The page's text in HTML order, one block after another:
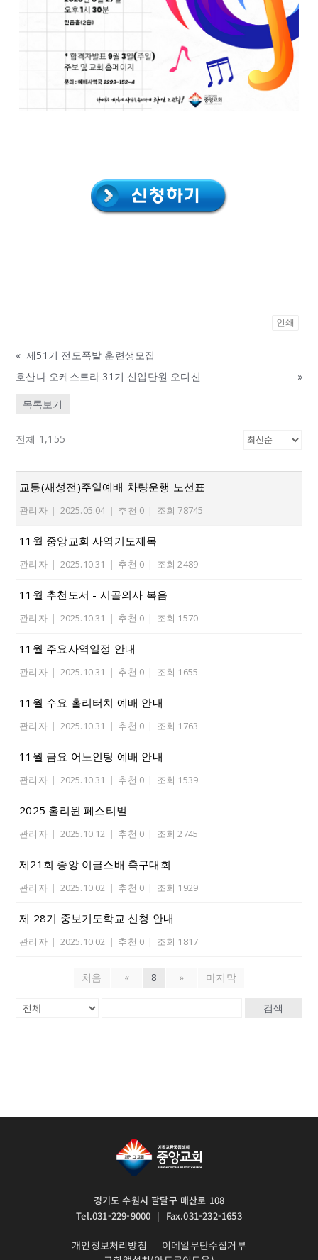
인쇄
« 제51기 전도폭발 훈련생모집
호산나 오케스트라 31기 신입단원 오디션
»
목록보기
전체 1,155
교동(새성전)주일예배 차량운행 노선표
관리자 | 2025.05.04 | 추천 0 | 조회 78745
11월 중앙교회 사역기도제목
관리자 | 2025.10.31 | 추천 0 | 조회 2489
11월 추천도서 - 시골의사 복음
관리자 | 2025.10.31 | 추천 0 | 조회 1570
11월 주요사역일정 안내
관리자 | 2025.10.31 | 추천 0 | 조회 1655
11월 수요 홀리터치 예배 안내
관리자 | 2025.10.31 | 추천 0 | 조회 1763
11월 금요 어노인팅 예배 안내
관리자 | 2025.10.31 | 추천 0 | 조회 1539
2025 홀리윈 페스티벌
관리자 | 2025.10.12 | 추천 0 | 조회 2745
제21회 중앙 이글스배 축구대회
관리자 | 2025.10.02 | 추천 0 | 조회 1929
제 28기 중보기도학교 신청 안내
관리자 | 2025.10.02 | 추천 0 | 조회 1817
처음 « 8 » 마지막
검색
경기도 수원시 팔달구 매산로 108
Tel.031-229-9000 | Fax.031-232-1653
개인정보처리방침
이메일무단수집거부